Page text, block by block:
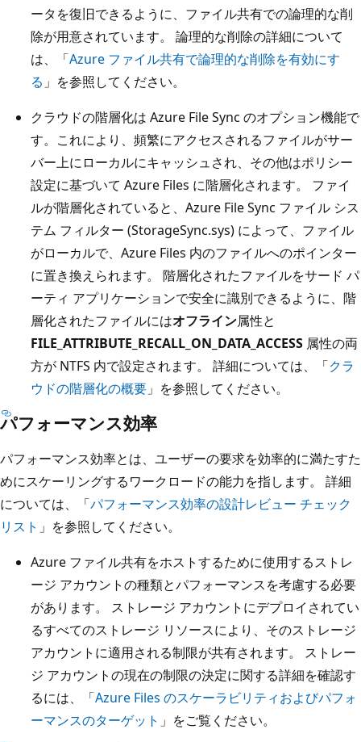
ータを復旧できるように、ファイル共有での論理的な削
除が用意されています。 論理的な削除の詳細について
は、「Azure ファイル共有で論理的な削除を有効にす
る 」を参照してください。
クラウドの階層化は Azure File Sync のオプション機能で
す。これにより、頻繁にアクセスされるファイルがサー
バー上にローカルにキャッシュされ、その他はポリシー
設定に基づいて Azure Files に階層化されます。 ファイ
ルが階層化されていると、Azure File Sync ファイル シス
テム フィルター (StorageSync.sys) によって、ファイル
がローカルで、Azure Files 内のファイルへのポインター
に置き換えられます。 階層化されたファイルをサード パ
ーティ アプリケーションで安全に識別できるように、階
層化されたファイルにはオフライン属性と
FILE_ATTRIBUTE_RECALL_ON_DATA_ACCESS 属性の両
方が NTFS 内で設定されます。 詳細については、「クラ
ウドの階層化の概要 」を参照してください。
パフォーマンス効率
パフォーマンス効率とは、ユーザーの要求を効率的に満たすた
めにスケーリングするワークロードの能力を指します。 詳細
については、「パフォーマンス効率の設計レビュー チェック
リスト 」を参照してください。
Azure ファイル共有をホストするために使用するストレ
ージ アカウントの種類とパフォーマンスを考慮する必要
があります。 ストレージ アカウントにデプロイされてい
るすべてのストレージ リソースにより、そのストレージ
アカウントに適用される制限が共有されます。 ストレー
ジ アカウントの現在の制限の決定に関する詳細を確認す
るには、「Azure Files のスケーラビリティおよびパフォ
ーマンスのターゲット 」をご覧ください。